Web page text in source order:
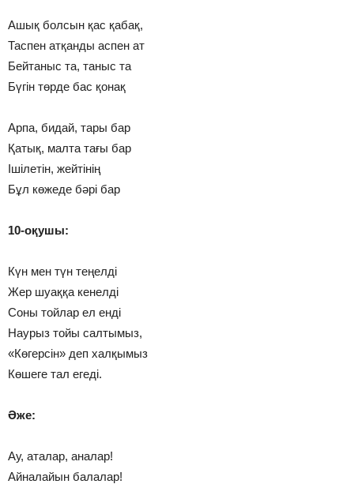
Ашық болсын қас қабақ,
Таспен атқанды аспен ат
Бейтаныс та, таныс та
Бүгін төрде бас қонақ
Арпа, бидай, тары бар
Қатық, малта тағы бар
Ішілетін, жейтінің
Бұл көжеде бәрі бар
10-оқушы:
Күн мен түн теңелді
Жер шуаққа кенелді
Соны тойлар ел енді
Наурыз тойы салтымыз,
«Көгерсін» деп халқымыз
Көшеге тал егеді.
Әже:
Ау, аталар, аналар!
Айналайын балалар!